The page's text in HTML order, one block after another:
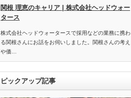
関根 理恵のキャリア | 株式会社ヘッドウォー
タース
株式会社ヘッドウォータースで採用などの業務に携わ
る関根さんにお話をお伺いしました。関根さんの考え
や価…
ピックアップ記事